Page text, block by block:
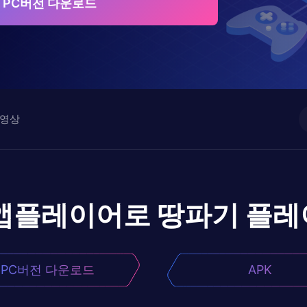
버전 다운로드
상
플레이어로 땅파기 플
PC버전 다운로드 APK